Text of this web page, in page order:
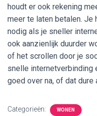
houdt er ook rekening
meer te laten betalen. Je
nodig als je sneller
ook aanzienlijk duurder
of het scrollen door je
snelle internetverbinding
goed over na, of dat dure
Categorieën: WONEN